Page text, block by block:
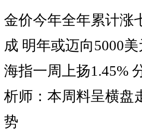
金价今年全年累计涨
成 明年或迈向5000美
海指一周上扬1.45%
析师：本周料呈横盘
势